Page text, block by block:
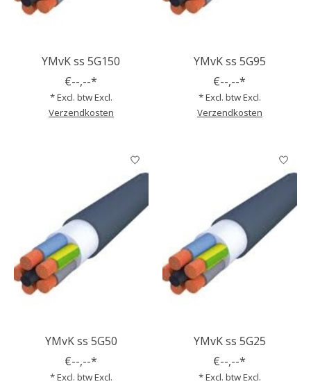
YMvK ss 5G150
€--,--*
* Excl. btw Excl.
Verzendkosten
YMvK ss 5G95
€--,--*
* Excl. btw Excl.
Verzendkosten
YMvK ss 5G50
€--,--*
* Excl. btw Excl.
YMvK ss 5G25
€--,--*
* Excl. btw Excl.